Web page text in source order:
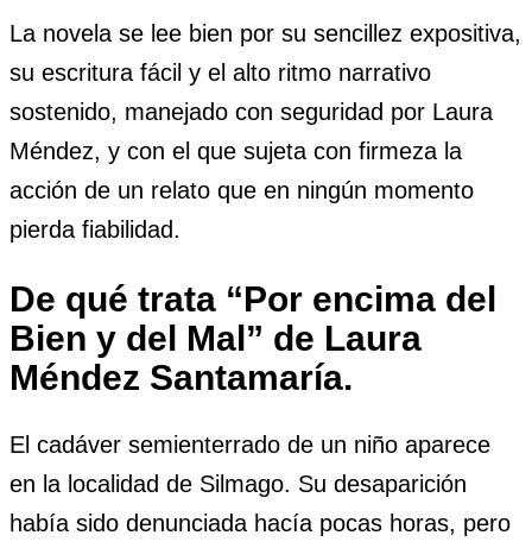
La novela se lee bien por su sencillez expositiva,
su escritura fácil y el alto ritmo narrativo
sostenido, manejado con seguridad por Laura
Méndez, y con el que sujeta con firmeza la
acción de un relato que en ningún momento
pierda fiabilidad.
De qué trata “Por encima del
Bien y del Mal” de Laura
Méndez Santamaría.
El cadáver semienterrado de un niño aparece
en la localidad de Silmago. Su desaparición
había sido denunciada hacía pocas horas, pero